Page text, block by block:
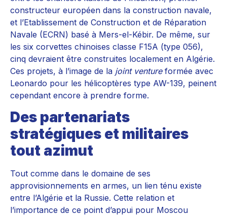
constructeur européen dans la construction navale,
et l’Etablissement de Construction et de Réparation
Navale (ECRN) basé à Mers-el-Kébir. De même, sur
les six corvettes chinoises classe F15A (type 056),
cinq devraient être construites localement en Algérie.
Ces projets, à l’image de la joint ventureformée avec
Leonardo pour les hélicoptères type AW-139, peinent
cependant encore à prendre forme.
Des partenariats
stratégiques et militaires
tout azimut
Tout comme dans le domaine de ses
approvisionnements en armes, un lien ténu existe
entre l’Algérie et la Russie. Cette relation et
l’importance de ce point d’appui pour Moscou